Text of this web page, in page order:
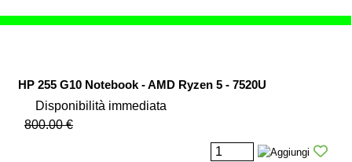
HP 255 G10 Notebook - AMD Ryzen 5 - 7520U
Disponibilità immediata
800.00 €